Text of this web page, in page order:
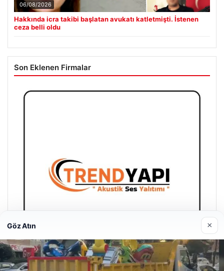
06/08/2026
Hakkında icra takibi başlatan avukatı katletmişti. İstenen
ceza belli oldu
Son Eklenen Firmalar
Göz Atın ×